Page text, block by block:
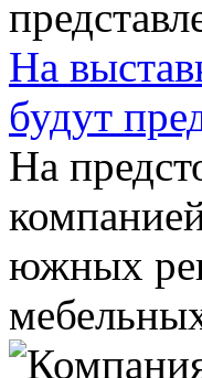
На
будут
На
южных